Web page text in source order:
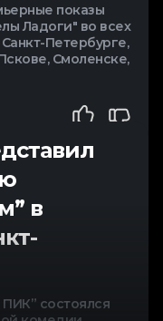
показы
Ладоги" во всех
Петербурге,
Смоленске,
в
состоялся